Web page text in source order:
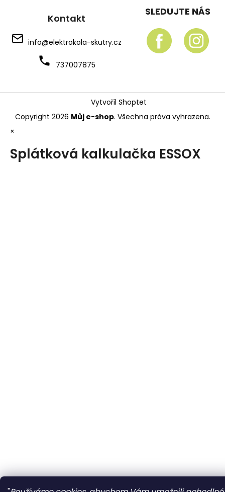
Kontakt
info@elektrokola-skutry.cz
737007875
SLEDUJTE NÁS
Vytvořil Shoptet
Copyright 2026 Můj e-shop. Všechna práva vyhrazena.
×
Splátková kalkulačka ESSOX